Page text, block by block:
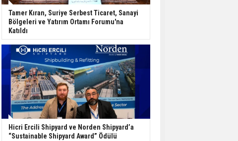
Tamer Kıran, Suriye Serbest Ticaret, Sanayi
Bölgeleri ve Yatırım Ortamı Forumu'na
Katıldı
Hicri Ercili Shipyard ve Norden Shipyard’a
“Sustainable Shipyard Award” Ödülü